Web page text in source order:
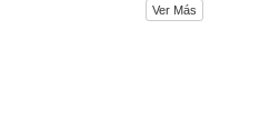
Ver Más